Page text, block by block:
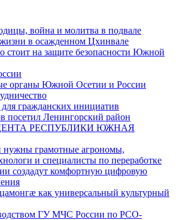
война и молитва в подвале
в осажденном Цхинвале
стоит на защите безопасности Южной
органы Южной Осетии и России
гражданских инициатив
посетил Ленингорский район
РЕСПУБЛИКИ ЮЖНАЯ
грамотные агрономы,
и специалисты по переработке
создадут комфортную цифровую
как универсальный культурный
ГУ МЧС России по РСО-